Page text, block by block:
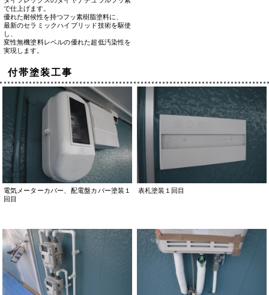
で仕上げます。
優れた耐候性を持つフッ素樹脂塗料に、
最新のセラミックハイブリッド技術を駆使
し、
変性無機塗料レベルの優れた超低汚染性を
実現します。
付帯塗装工事
電気メーターカバー、配電盤カバー塗装１
回目
表札塗装１回目